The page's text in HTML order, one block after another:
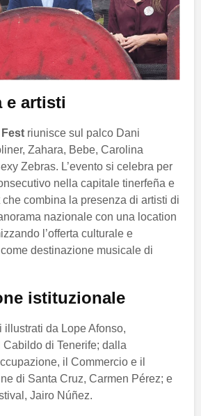
e artisti
riunisce sul palco Dani
Zahara, Bebe, Carolina
Zebras. L’evento si celebra per
nella capitale tinerfeña e
combina la presenza di artisti di
nazionale con una location
l’offerta culturale e
destinazione musicale di
istituzionale
illustrati da Lope Afonso,
di Tenerife; dalla
il Commercio e il
di Santa Cruz, Carmen Pérez; e
Jairo Núñez.